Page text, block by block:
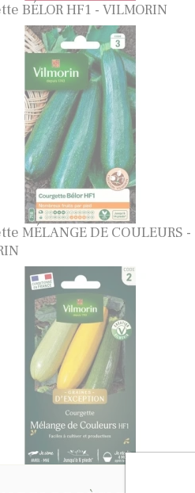
BÉLOR HF1 - VILMORIN
MÉLANGE DE COULEURS -